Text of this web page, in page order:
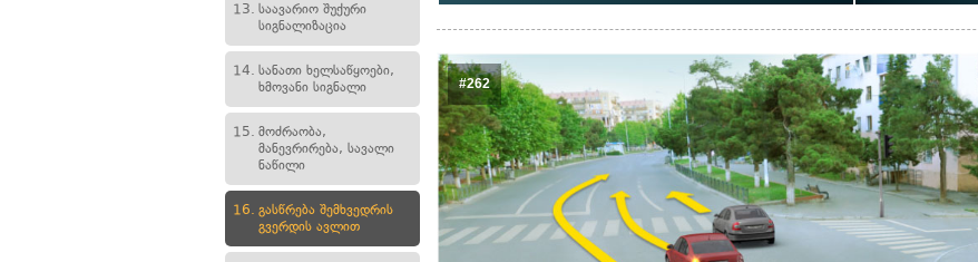
13. საავარიო შუქური
სიგნალიზაცია
14. სანათი ხელსაწყოები,
ხმოვანი სიგნალი
15. მოძრაობა,
მანევრირება, სავალი
ნაწილი
16. გასწრება შემხვედრის
გვერდის ავლით
#262